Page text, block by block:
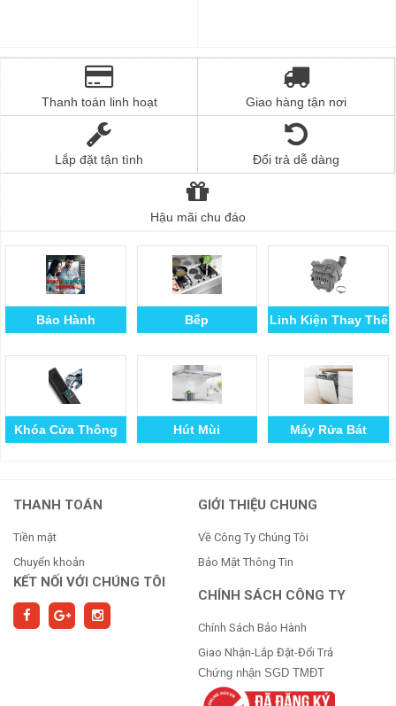
Thanh toán linh hoạt Giao hàng tận nơi
Lắp đặt tận tình Đổi trả dễ dàng
Hậu mãi chu đáo
Bảo Hành Bếp Linh Kiện Thay Thế
Khóa Cửa Thông
Hút Mùi Máy Rửa Bát
THANH TOÁN
Tiền mặt
Chuyển khoản
KẾT NỐI VỚI CHÚNG TÔI
GIỚI THIỆU CHUNG
Về Công Ty Chúng Tôi
Bảo Mật Thông Tin
CHÍNH SÁCH CÔNG TY
Chính Sách Bảo Hành
Giao Nhận-Lắp Đặt-Đổi Trả
Chứng nhận SGD TMĐT